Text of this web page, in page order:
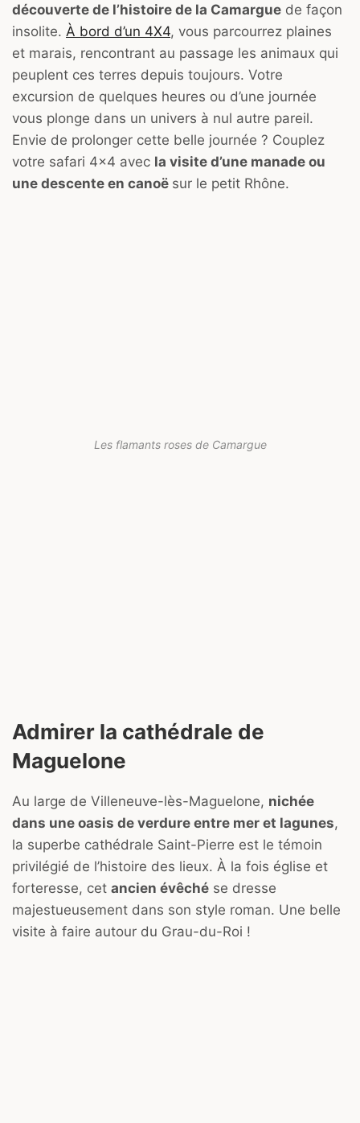
découverte de l’histoire de la Camargue de façon
insolite. À bord d’un 4X4, vous parcourrez plaines
et marais, rencontrant au passage les animaux qui
peuplent ces terres depuis toujours. Votre
excursion de quelques heures ou d’une journée
vous plonge dans un univers à nul autre pareil.
Envie de prolonger cette belle journée ? Couplez
votre safari 4×4 avec la visite d’une manade ou
une descente en canoë sur le petit Rhône.
Les flamants roses de Camargue
Admirer la cathédrale de
Maguelone
Au large de Villeneuve-lès-Maguelone, nichée
dans une oasis de verdure entre mer et lagunes,
la superbe cathédrale Saint-Pierre est le témoin
privilégié de l’histoire des lieux. À la fois église et
forteresse, cet ancien évêché se dresse
majestueusement dans son style roman. Une belle
visite à faire autour du Grau-du-Roi !